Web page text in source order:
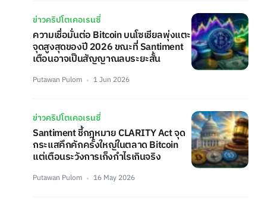
ข่าวคริปโตเคอเรนซี่
ความเชื่อมั่นต่อ Bitcoin บนโซเชียลพุ่งแตะ
จุดสูงสุดของปี 2026 ขณะที่ Santiment
เตือนอาจเป็นสัญญาณลบระยะสั้น
Putawan Pulom 1 Jun 2026
ข่าวคริปโตเคอเรนซี่
Santiment ชี้กฎหมาย CLARITY Act จุด
กระแสคึกคักครั้งใหญ่ในตลาด Bitcoin
แต่เตือนระวังการเก็งกำไรเกินจริง
Putawan Pulom 16 May 2026